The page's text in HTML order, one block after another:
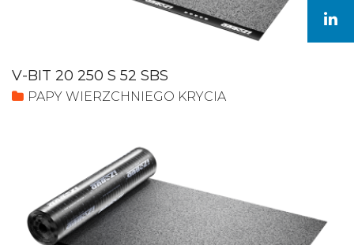
V-BIT 20 250 S 52 SBS
PAPY WIERZCHNIEGO KRYCIA